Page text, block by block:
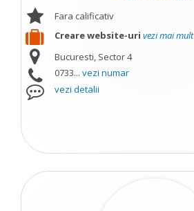
Fara calificativ
Creare website-uri vezi mai mult
Bucuresti, Sector 4
0733... vezi numar
vezi detalii